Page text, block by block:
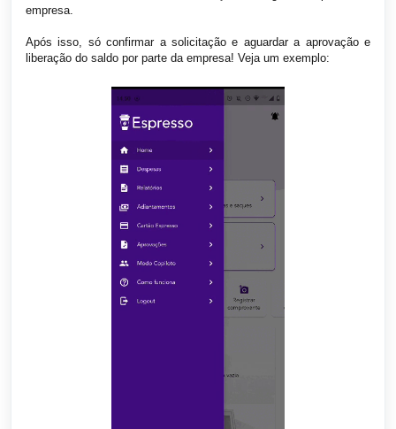
empresa.
Após isso, só confirmar a solicitação e aguardar a aprovação e
liberação do saldo por parte da empresa! Veja um exemplo: